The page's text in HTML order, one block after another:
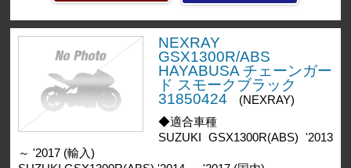
NEXRAY
GSX1300R/ABS
HAYABUSA チェーンガー
ド スモークブラック
31850424
(NEXRAY)
◆適合車種
SUZUKI GSX1300R(ABS) '2013
～ '2017 (輸入)